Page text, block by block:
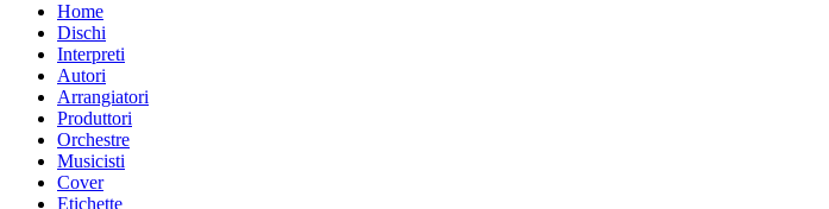
Home
Dischi
Interpreti
Autori
Arrangiatori
Produttori
Orchestre
Musicisti
Cover
Etichette